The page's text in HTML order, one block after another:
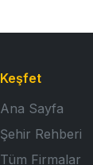
Keşfet
Ana Sayfa
Şehir Rehberi
Tüm Firmalar